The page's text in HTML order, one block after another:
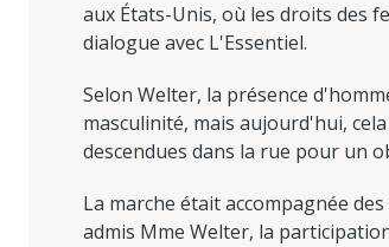
aux États-Unis, où les droits des
dialogue avec L'Essentiel.
Selon Welter, la présence
masculinité, mais aujourd'hui,
descendues dans la rue pour un
La marche était accompagnée
admis Mme Welter, la